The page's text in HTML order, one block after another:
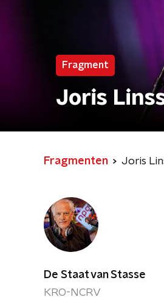
Fragment
Joris
Fragmenten Joris
De Staat van Stasse
KRO-NCRV